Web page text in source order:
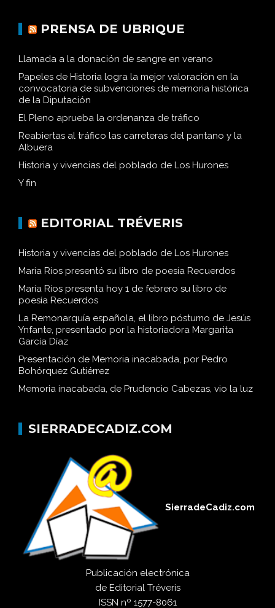
PRENSA DE UBRIQUE
Llamada a la donación de sangre en verano
Papeles de Historia logra la mejor valoración en la
convocatoria de subvenciones de memoria histórica
de la Diputación
El Pleno aprueba la ordenanza de tráfico
Reabiertas al tráfico las carreteras del pantano y la
Albuera
Historia y vivencias del poblado de Los Hurones
Y fin
EDITORIAL TRÉVERIS
Historia y vivencias del poblado de Los Hurones
María Ríos presentó su libro de poesía Recuerdos
María Ríos presenta hoy 1 de febrero su libro de
poesía Recuerdos
La Remonarquía española, el libro póstumo de Jesús
Ynfante, presentado por la historiadora Margarita
García Díaz
Presentación de Memoria inacabada, por Pedro
Bohórquez Gutiérrez
Memoria inacabada, de Prudencio Cabezas, vio la luz
SIERRADECADIZ.COM
SierradeCadiz.com
Publicación electrónica
de Editorial Tréveris
ISSN nº 1577-8061